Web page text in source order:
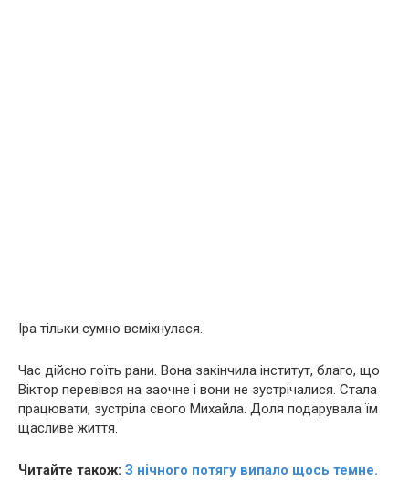
Іра тільки сумно всміхнулася.
Час дійсно гоїть paни. Вона закінчила інститут, благо, що
Віктор перевівся на заочне і вони не зустрічалися. Стала
працювати, зустріла свого Михайла. Доля подарувала їм
щасливе життя.
Читайте також: З нічного потягу випало щось темне.